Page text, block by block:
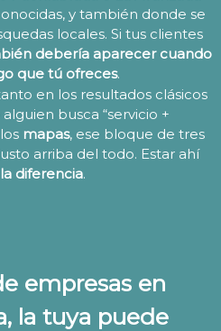
y también donde se
locales. Si tus clientes
debería aparecer cuando
que tú ofreces.
en los resultados clásicos
busca “servicio +
mapas, ese bloque de tres
arriba del todo. Estar ahí
diferencia.
empresas en
la tuya puede